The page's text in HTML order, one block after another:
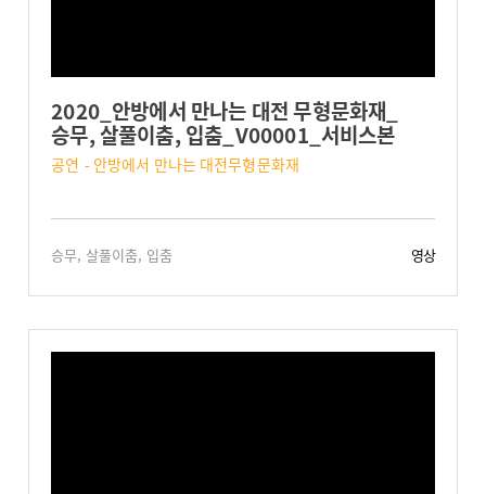
2020_안방에서 만나는 대전 무형문화재_
승무, 살풀이춤, 입춤_V00001_서비스본
공연 - 안방에서 만나는 대전무형문화재
승무, 살풀이춤, 입춤 영상